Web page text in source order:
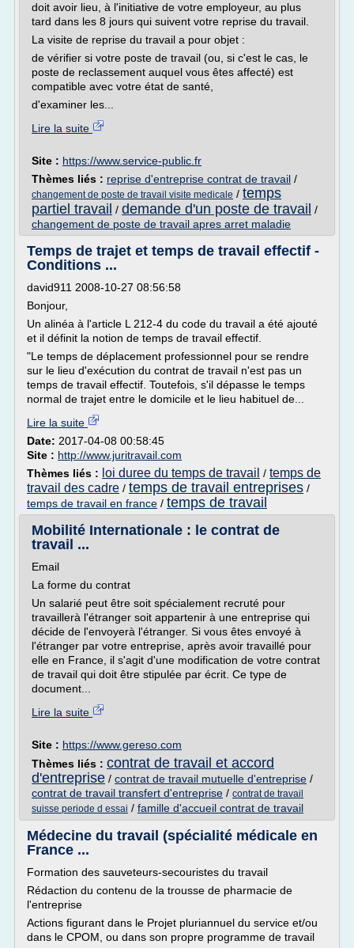
doit avoir lieu, à l'initiative de votre employeur, au plus
tard dans les 8 jours qui suivent votre reprise du travail.
La visite de reprise du travail a pour objet :
de vérifier si votre poste de travail (ou, si c'est le cas, le
poste de reclassement auquel vous êtes affecté) est
compatible avec votre état de santé,
d'examiner les...
Lire la suite
Site : https://www.service-public.fr
Thèmes liés : reprise d'entreprise contrat de travail /
changement de poste de travail visite medicale / temps
partiel travail / demande d'un poste de travail /
changement de poste de travail apres arret maladie
Temps de trajet et temps de travail effectif -
Conditions ...
david911 2008-10-27 08:56:58
Bonjour,
Un alinéa à l'article L 212-4 du code du travail a été ajouté
et il définit la notion de temps de travail effectif.
"Le temps de déplacement professionnel pour se rendre
sur le lieu d'exécution du contrat de travail n'est pas un
temps de travail effectif. Toutefois, s'il dépasse le temps
normal de trajet entre le domicile et le lieu habituel de...
Lire la suite
Date: 2017-04-08 00:58:45
Site : http://www.juritravail.com
Thèmes liés : loi duree du temps de travail / temps de
travail des cadre / temps de travail entreprises /
temps de travail en france / temps de travail
Mobilité Internationale : le contrat de
travail ...
Email
La forme du contrat
Un salarié peut être soit spécialement recruté pour
travaillerà l'étranger soit appartenir à une entreprise qui
décide de l'envoyerà l'étranger. Si vous êtes envoyé à
l'étranger par votre entreprise, après avoir travaillé pour
elle en France, il s'agit d'une modification de votre contrat
de travail qui doit être stipulée par écrit. Ce type de
document...
Lire la suite
Site : https://www.gereso.com
Thèmes liés : contrat de travail et accord
d'entreprise / contrat de travail mutuelle d'entreprise /
contrat de travail transfert d'entreprise / contrat de travail
suisse periode d essai / famille d'accueil contrat de travail
Médecine du travail (spécialité médicale en
France ...
Formation des sauveteurs-secouristes du travail
Rédaction du contenu de la trousse de pharmacie de
l'entreprise
Actions figurant dans le Projet pluriannuel du service et/ou
dans le CPOM, ou dans son propre programme de travail